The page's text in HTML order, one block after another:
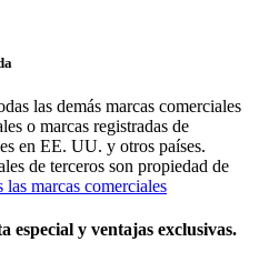
las demás marcas comerciales
o marcas registradas de
en EE. UU. y otros países.
de terceros son propiedad de
las marcas comerciales
especial y ventajas exclusivas.